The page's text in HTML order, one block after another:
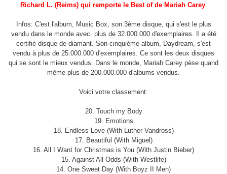
Richard L. (Reims) qui remporte le Best of de Mariah Carey.
Infos: C'est l'album, Music Box, son 3ème disque, qui s'est le plus
vendu dans le monde avec plus de 32.000.000 d'exemplaires. Il a été
certifié disque de diamant. Son cinquième album, Daydream, s'est
vendu à plus de 25.000.000 d'exemplaires. Ce sont les deux disques
qui se sont le mieux vendus. Dans le monde, Mariah Carey pèse quand
même plus de 200.000.000 d'albums vendus.
Voici votre classement:
20. Touch my Body
19. Emotions
18. Endless Love (With Luther Vandross)
17. Beautiful (With Miguel)
16. All I Want for Christmas is You (With Justin Bieber)
15. Against All Odds (With Westlife)
14. One Sweet Day (With Boyz II Men)